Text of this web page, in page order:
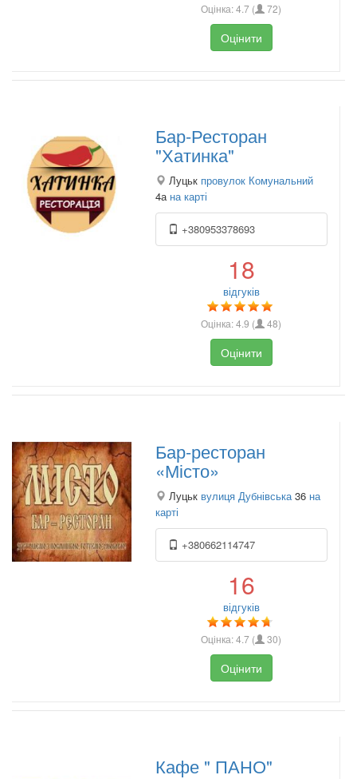
Оцінка:4.7 ( 72)
Оцінити
Бар-Ресторан
"Хатинка"
Луцьк провулок Комунальний
4а на карті
+380953378693
18
відгуків
Оцінка:4.9 ( 48)
Оцінити
Бар-ресторан
«Місто»
Луцьк вулиця Дубнівська 36 на
карті
+380662114747
16
відгуків
Оцінка:4.7 ( 30)
Оцінити
Кафе " ПАНО"